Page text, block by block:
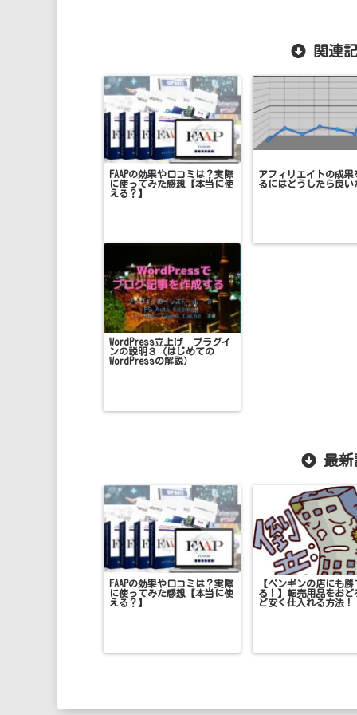
関連
FAAPの効果や口コミは？実際
に使ってみた感想【本当に使
える？】
アフィリエイトの成果
るにはどうしたら良い
WordPress立上げ プラグイ
ンの説明３（はじめての
WordPressの解説）
最
FAAPの効果や口コミは？実際
に使ってみた感想【本当に使
える？】
【ペンギンの店にも勝
る！】転売用品をおど
ど安く仕入れる方法！